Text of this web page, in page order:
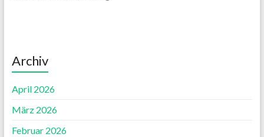
Archiv
April 2026
März 2026
Februar 2026